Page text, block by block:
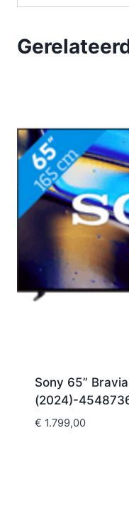
Sony 65”
(2024)-
€ 1.799,00